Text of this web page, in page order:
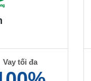
Vay tối đa